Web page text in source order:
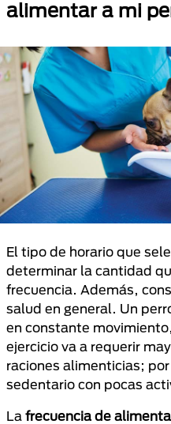
alimentar a mi
El tipo de horario que
determinar la cantidad
frecuencia. Además,
salud en general. Un
en constante
ejercicio va a requerir
raciones alimenticias;
sedentario con pocas
La frecuencia de